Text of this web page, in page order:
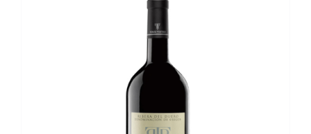
DETALLES